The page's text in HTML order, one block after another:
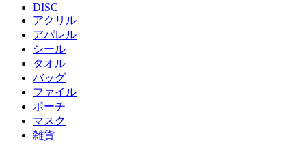
DISC
アクリル
アパレル
シール
タオル
バッグ
ファイル
ポーチ
マスク
雑貨